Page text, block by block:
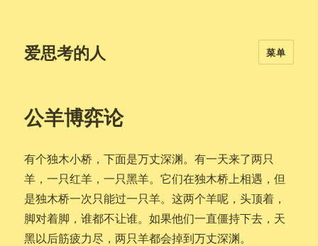
爱思考的人 菜单
公羊博弈论
有个独木小桥，下面是万丈深渊。有一天来了两只
羊，一只红羊，一只黑羊。它们在独木桥上相遇，但
是独木桥一次只能过一只羊。这两个羊呢，头顶着，
脚对着脚，谁都不让谁。如果他们一直僵持下去，天
黑以后筋疲力尽，两只羊都会掉到万丈深渊。